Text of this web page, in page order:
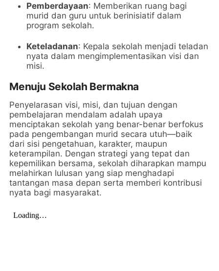
Pemberdayaan: Memberikan ruang bagi
murid dan guru untuk berinisiatif dalam
program sekolah.
Keteladanan: Kepala sekolah menjadi teladan
nyata dalam mengimplementasikan visi dan
misi.
Menuju Sekolah Bermakna
Penyelarasan visi, misi, dan tujuan dengan
pembelajaran mendalam adalah upaya
menciptakan sekolah yang benar-benar berfokus
pada pengembangan murid secara utuh—baik
dari sisi pengetahuan, karakter, maupun
keterampilan. Dengan strategi yang tepat dan
kepemilikan bersama, sekolah diharapkan mampu
melahirkan lulusan yang siap menghadapi
tantangan masa depan serta memberi kontribusi
nyata bagi masyarakat.